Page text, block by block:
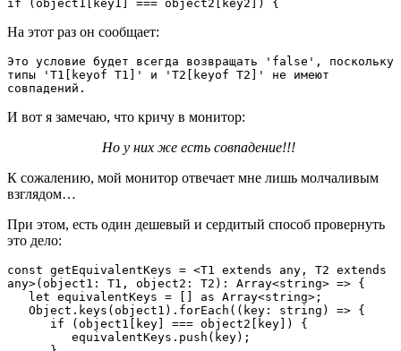
if (object1[key1] === object2[key2]) {
На этот раз он сообщает:
Это условие будет всегда возвращать 'false' , поскольку
типы
'T1[keyof T1]' и 'T2[keyof T2]'
не имеют
совпадений.
И вот я замечаю, что кричу в монитор:
Но у них же есть совпадение!!!
К сожалению, мой монитор отвечает мне лишь молчаливым
взглядом…
При этом, есть один дешевый и сердитый способ провернуть
это дело:
const getEquivalentKeys = <T1 extends any, T2 extends
any>(object1: T1, object2: T2): Array<string> => {